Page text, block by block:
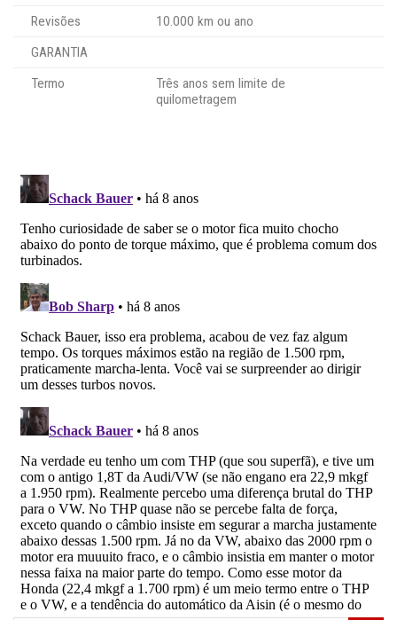
Revisões
10.000 km ou ano
GARANTIA
Termo
Três anos sem limite de
quilometragem